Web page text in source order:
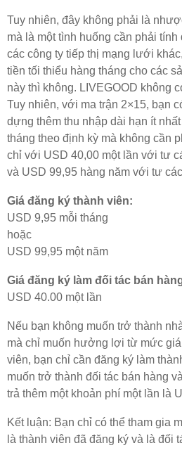
Tuy nhiên, đây không phải là
mà là một tình huống cần phải
các công ty tiếp thị mạng lưới
tiền tối thiểu hàng tháng cho các
này thì không. LIVEGOOD không
Tuy nhiên, với ma trận 2×15, bạn
dựng thêm thu nhập dài hạn ít
tháng theo định kỳ mà không cần
chỉ với USD 40,00 một lần với tư
và USD 99,95 hàng năm với tư
Giá đăng ký thành viên:
USD 9,95 mỗi tháng
hoặc
USD 99,95 một năm
Giá đăng ký làm đối tác bán
USD 40.00 một lần
Nếu bạn không muốn trở thành
mà chỉ muốn hưởng lợi từ mức
viên, bạn chỉ cần đăng ký làm
muốn trở thành đối tác bán hàng
trả thêm một khoản phí một lần là
Kết luận: Bạn chỉ có thể tham gia
là thành viên đã đăng ký và là đối